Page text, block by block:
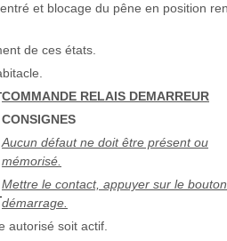
et blocage du pêne en position
de ces états.
COMMANDE RELAIS DEMARREUR
CONSIGNES
Aucun défaut ne doit être présent ou
mémorisé.
Mettre le contact, appuyer sur le bouton
démarrage.
autorisé soit actif.